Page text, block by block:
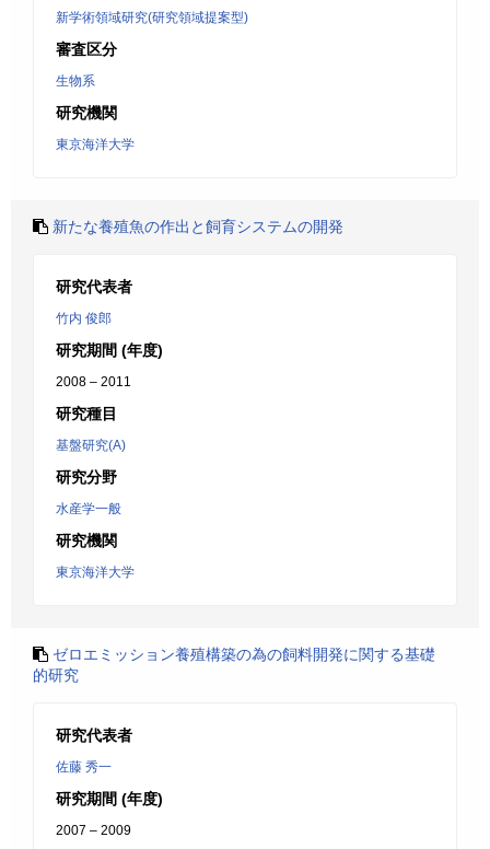
新学術領域研究(研究領域提案型)
審査区分
生物系
研究機関
東京海洋大学
新たな養殖魚の作出と飼育システムの開発
研究代表者
竹内 俊郎
研究期間 (年度)
2008 – 2011
研究種目
基盤研究(A)
研究分野
水産学一般
研究機関
東京海洋大学
ゼロエミッション養殖構築の為の飼料開発に関する基礎
的研究
研究代表者
佐藤 秀一
研究期間 (年度)
2007 – 2009